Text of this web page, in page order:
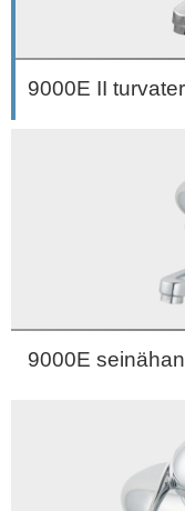
9000E II
9000E